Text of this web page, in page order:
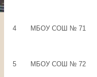
4 МБОУ СОШ № 71
5 МБОУ СОШ № 72